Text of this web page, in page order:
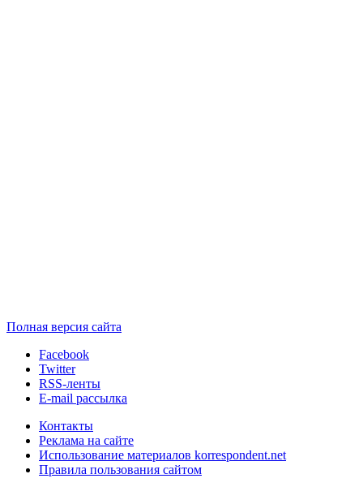
Полная версия сайта
Facebook
Twitter
RSS-ленты
E-mail рассылка
Контакты
Реклама на сайте
Использование материалов korrespondent.net
Правила пользования сайтом